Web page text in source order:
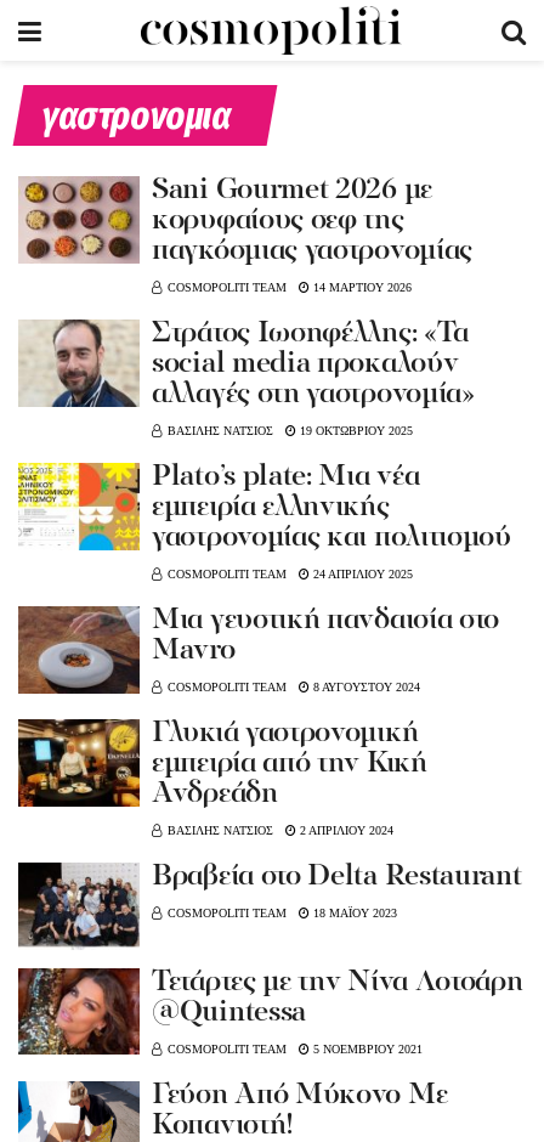
γαστρονομια
Sani Gourmet 2026 με
κορυφαίους σεφ της
παγκόσμιας γαστρονομίας
COSMOPOLITI TEAM 14 ΜΑΡΤΙΟΥ 2026
Στράτος Ιωσηφέλλης: «Τα
social media προκαλούν
αλλαγές στη γαστρονομία»
ΒΑΣΙΛΗΣ ΝΑΤΣΙΟΣ 19 ΟΚΤΩΒΡΙΟΥ 2025
Plato’s plate: Μια νέα
εμπειρία ελληνικής
γαστρονομίας και πολιτισμού
COSMOPOLITI TEAM 24 ΑΠΡΙΛΙΟΥ 2025
Μια γευστική πανδαισία στο
Μavro
COSMOPOLITI TEAM 8 ΑΥΓΟΥΣΤΟΥ 2024
Γλυκιά γαστρονομική
εμπειρία από την Κική
Ανδρεάδη
ΒΑΣΙΛΗΣ ΝΑΤΣΙΟΣ 2 ΑΠΡΙΛΙΟΥ 2024
Bραβεία στο Delta Restaurant
COSMOPOLITI TEAM 18 ΜΑΪΟΥ 2023
Τετάρτες με την Νίνα Λοτσάρη
@Quintessa
COSMOPOLITI TEAM 5 ΝΟΕΜΒΡΙΟΥ 2021
Γεύση Από Μύκονο Με
Κοπανιστή!